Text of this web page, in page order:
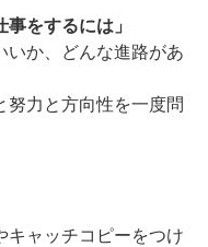
をするには」
いか、どんな進路があ
努力と方向性を一度問
キャッチコピーをつけ